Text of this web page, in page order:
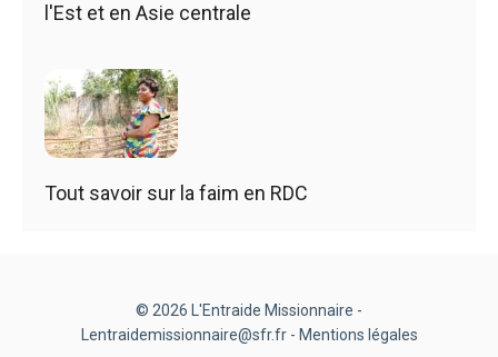
l'Est et en Asie centrale
Tout savoir sur la faim en RDC
© 2026 L'Entraide Missionnaire -
Lentraidemissionnaire@sfr.fr - Mentions légales